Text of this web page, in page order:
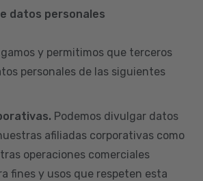
datos personales
y permitimos que terceros
personales de las siguientes
Podemos divulgar datos
afiliadas corporativas como
operaciones comerciales
fines y usos que respeten esta